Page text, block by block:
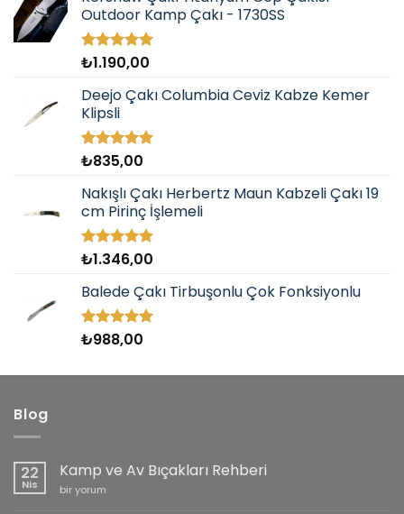
Outdoor Kamp Çakı - 1730SS
5 üzerinden
aldı
₺1.190,00
Deejo Çakı Columbia Ceviz Kabze Kemer
Klipsli
5 üzerinden
aldı
₺835,00
Nakışlı Çakı Herbertz Maun Kabzeli Çakı 19
cm Pirinç İşlemeli
5 üzerinden
aldı
₺1.346,00
Balede Çakı Tirbuşonlu Çok Fonksiyonlu
5 üzerinden
₺988,00
Blog
22
Nis
Kamp ve Av Bıçakları Rehberi
Kamp
bir yorum